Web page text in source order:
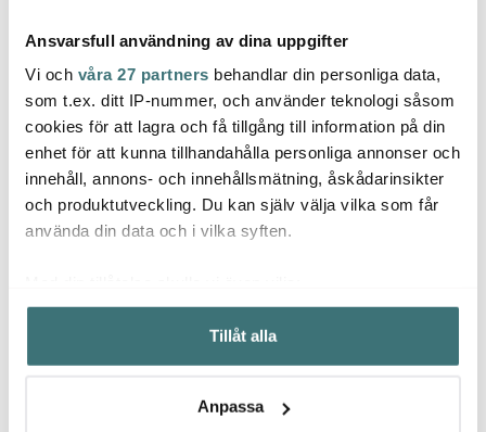
Ansvarsfull användning av dina uppgifter
Vi och våra 27 partners behandlar din personliga data,
som t.ex. ditt IP-nummer, och använder teknologi såsom
cookies för att lagra och få tillgång till information på din
enhet för att kunna tillhandahålla personliga annonser och
innehåll, annons- och innehållsmätning, åskådarinsikter
och produktutveckling. Du kan själv välja vilka som får
använda din data och i vilka syften.
Samla in information om din geografiska plats som
kan ha en noggrannhet på upp till flera meter
Identifiera din enhet genom att aktivt skanna den för
Ta reda på mer om hur dina personliga uppgifter
Tillåt alla
Anpassa
Gastromax
Måttsats 5 delar
59 kr
Eva Solo
Kylskåpskaraff 1,4 L
584 kr
Aida
Låt dig inspireras av våra kunder